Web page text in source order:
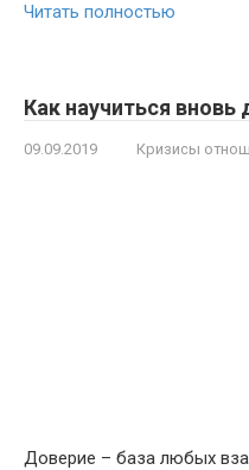
Читать полностью
Как научиться
09.09.2019 Кризисы
Доверие – база любых